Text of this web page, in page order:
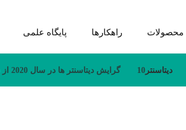
محصولات راهکارها پایگاه علمی
دیتاسنتر 10 گرایش دیتاسنتر ها در سال 2020 از سوی موسسه آپ‌تایم